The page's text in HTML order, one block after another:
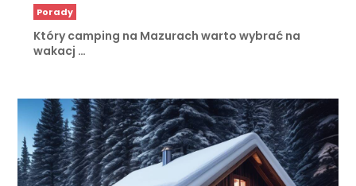
Porady
Który camping na Mazurach warto wybrać na
wakacj …